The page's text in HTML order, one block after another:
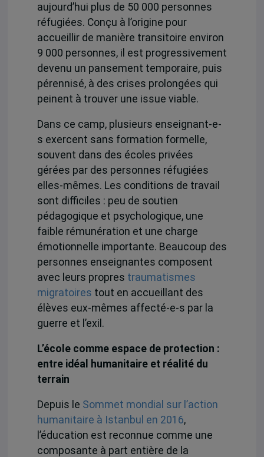
aujourd’hui plus de 50 000 personnes
réfugiées. Conçu à l’origine pour
accueillir de manière transitoire environ
9 000 personnes, il est progressivement
devenu un pansement temporaire, puis
pérennisé, à des crises prolongées qui
peinent à trouver une issue viable.
Dans ce camp, plusieurs enseignant-e-
s exercent sans formation formelle,
souvent dans des écoles privées
gérées par des personnes réfugiées
elles-mêmes. Les conditions de travail
sont difficiles : peu de soutien
pédagogique et psychologique, une
faible rémunération et une charge
émotionnelle importante. Beaucoup des
personnes enseignantes composent
avec leurs propres traumatismes
migratoires tout en accueillant des
élèves eux-mêmes affecté-e-s par la
guerre et l’exil.
L’école comme espace de protection :
entre idéal humanitaire et réalité du
terrain
Depuis le Sommet mondial sur l’action
humanitaire à Istanbul en 2016,
l’éducation est reconnue comme une
composante à part entière de la